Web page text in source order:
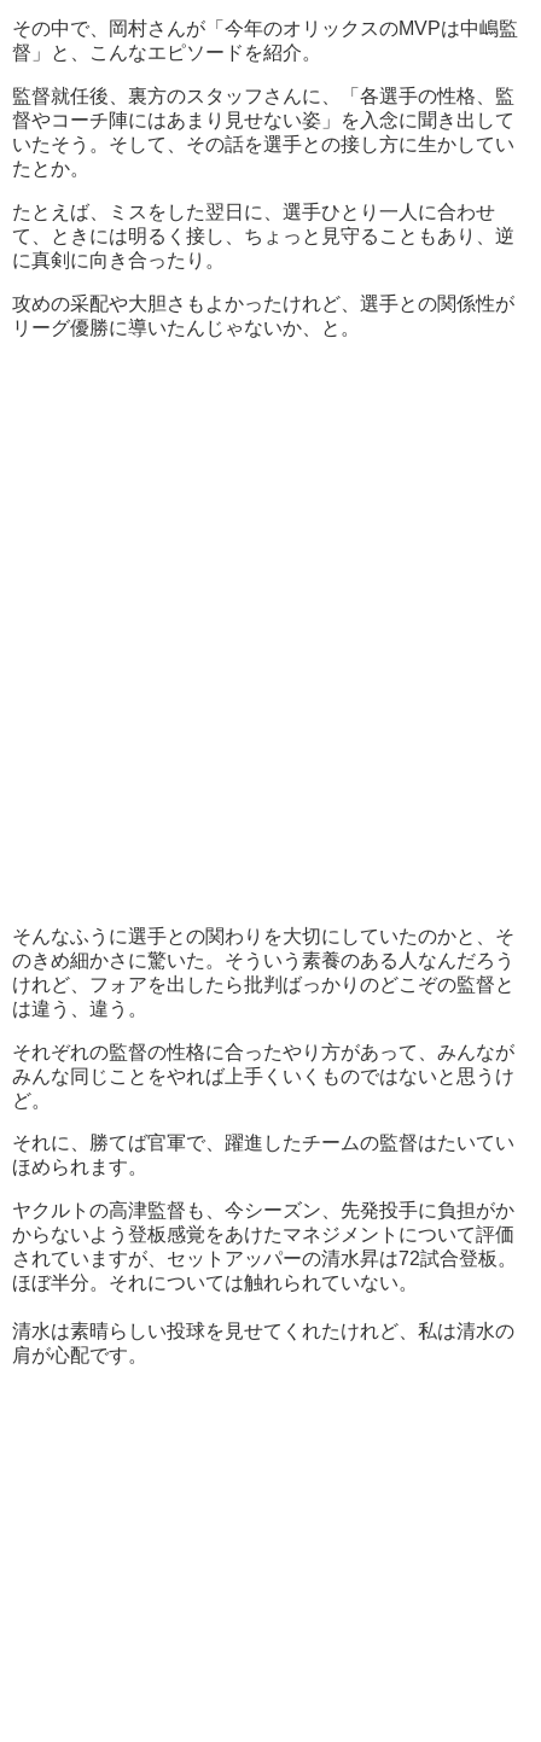
その中で、岡村さんが「今年のオリックスのMVPは中嶋監
督」と、こんなエピソードを紹介。
監督就任後、裏方のスタッフさんに、「各選手の性格、監
督やコーチ陣にはあまり見せない姿」を入念に聞き出して
いたそう。そして、その話を選手との接し方に生かしてい
たとか。
たとえば、ミスをした翌日に、選手ひとり一人に合わせ
て、ときには明るく接し、ちょっと見守ることもあり、逆
に真剣に向き合ったり。
攻めの采配や大胆さもよかったけれど、選手との関係性が
リーグ優勝に導いたんじゃないか、と。
そんなふうに選手との関わりを大切にしていたのかと、そ
のきめ細かさに驚いた。そういう素養のある人なんだろう
けれど、フォアを出したら批判ばっかりのどこぞの監督と
は違う、違う。
それぞれの監督の性格に合ったやり方があって、みんなが
みんな同じことをやれば上手くいくものではないと思うけ
ど。
それに、勝てば官軍で、躍進したチームの監督はたいてい
ほめられます。
ヤクルトの高津監督も、今シーズン、先発投手に負担がか
からないよう登板感覚をあけたマネジメントについて評価
されていますが、セットアッパーの清水昇は72試合登板。
ほぼ半分。それについては触れられていない。
清水は素晴らしい投球を見せてくれたけれど、私は清水の
肩が心配です。